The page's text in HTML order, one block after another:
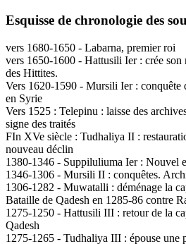
Esquisse de chronologie des
vers 1680-1650 - Labarna, premier roi
vers 1650-1600 - Hattusili Ier : crée son
des Hittites.
Vers 1620-1590 - Mursili Ier : conquête
en Syrie
Vers 1525 : Telepinu : laisse des
signe des traités
FIn XVe siècle : Tudhaliya II :
nouveau déclin
1380-1346 - Suppiluliuma Ier : Nouvel
1346-1306 - Mursili II : conquêtes.
1306-1282 - Muwatalli : déménage la
Bataille de Qadesh en 1285-86 contre
1275-1250 - Hattusili III : retour de la
Qadesh
1275-1265 - Tudhaliya III : épouse une